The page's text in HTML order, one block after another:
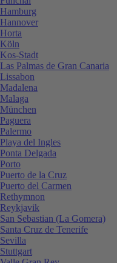
Hamburg
Hannover
Horta
Köln
Kos-Stadt
Las Palmas de Gran Canaria
Lissabon
Madalena
Malaga
München
Paguera
Palermo
Playa del Ingles
Ponta Delgada
Porto
Puerto de la Cruz
Puerto del Carmen
Rethymnon
Reykjavik
San Sebastian (La Gomera)
Santa Cruz de Tenerife
Sevilla
Stuttgart